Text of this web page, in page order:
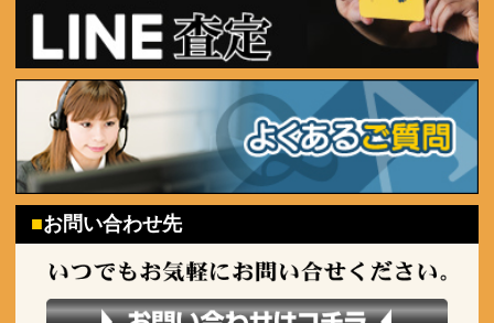
お問い合わせ先